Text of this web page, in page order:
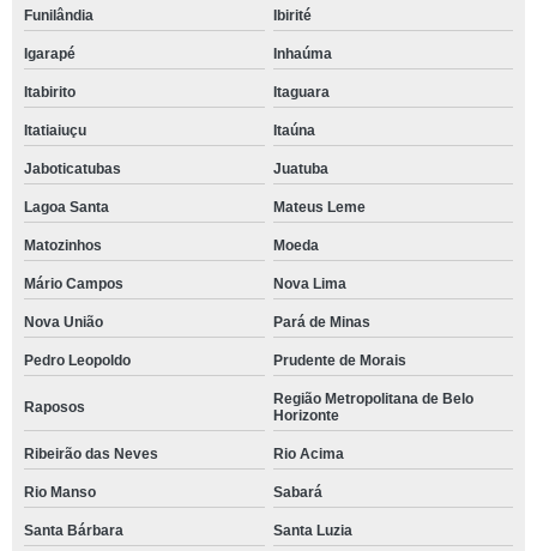
Funilândia Ibirité
Igarapé Inhaúma
Itabirito Itaguara
Itatiaiuçu Itaúna
Jaboticatubas Juatuba
Lagoa Santa Mateus Leme
Matozinhos Moeda
Mário Campos Nova Lima
Nova União Pará de Minas
Pedro Leopoldo Prudente de Morais
Raposos
Região Metropolitana de Belo
Horizonte
Ribeirão das Neves Rio Acima
Rio Manso Sabará
Santa Bárbara Santa Luzia